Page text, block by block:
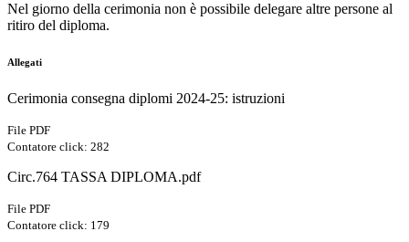
Nel giorno della cerimonia non è possibile delegare altre persone al
ritiro del diploma.
Allegati
Cerimonia consegna diplomi 2024-25: istruzioni
File PDF
Contatore click: 282
Circ.764 TASSA DIPLOMA.pdf
File PDF
Contatore click: 179